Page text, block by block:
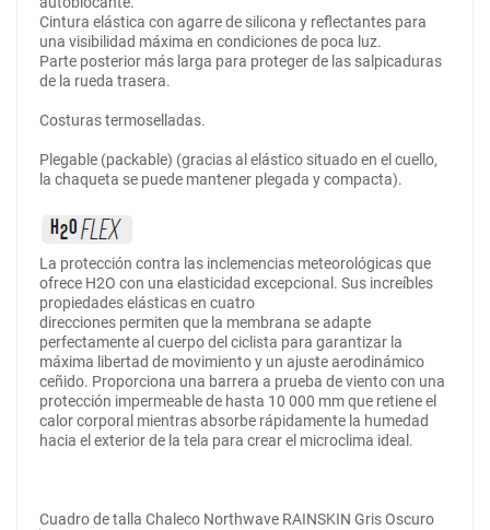
Cintura elástica con agarre de silicona y reflectantes para
una visibilidad máxima en condiciones de poca luz.
Parte posterior más larga para proteger de las salpicaduras
de la rueda trasera.
Costuras termoselladas.
Plegable (packable) (gracias al elástico situado en el cuello,
la chaqueta se puede mantener plegada y compacta).
La protección contra las inclemencias meteorológicas que
ofrece H2O con una elasticidad excepcional. Sus increíbles
propiedades elásticas en cuatro
direcciones permiten que la membrana se adapte
perfectamente al cuerpo del ciclista para garantizar la
máxima libertad de movimiento y un ajuste aerodinámico
ceñido. Proporciona una barrera a prueba de viento con una
protección impermeable de hasta 10 000 mm que retiene el
calor corporal mientras absorbe rápidamente la humedad
hacia el exterior de la tela para crear el microclima ideal.
Cuadro de talla Chaleco Northwave RAINSKIN Gris Oscuro